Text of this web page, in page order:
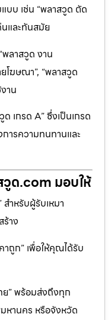
บบ เช่น “พลาสวูด ตัด
นและทันสมัย
พลาสวูด งาน
โฆษณา”, “พลาสวูด
าน
เกรด A” ซึ่งเป็นเกรด
ารความทนทานและ
วูด.com มอบให้
ำหรับผู้รับเหมา
าง
ถูก” เพื่อให้คุณได้รับ
ย” พร้อมส่งถึงทุก
หานคร หรือจังหวัด